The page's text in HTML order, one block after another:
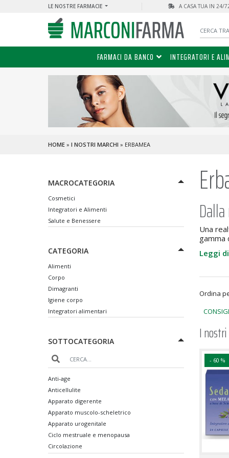
LE NOSTRE FARMACIE A CASA TUA IN 24/
FARMACI DA BANCO INTEGRATORI E
HOME» I NOSTRI MARCHI » ERBAMEA
MACROCATEGORIA
Cosmetici
Integratori e Alimenti
Salute e Benessere
CATEGORIA
Alimenti
Corpo
Dimagranti
Igiene corpo
Integratori alimentari
SOTTOCATEGORIA
Anti-age
Anticellulite
Apparato digerente
Apparato muscolo-scheletrico
Apparato urogenitale
Ciclo mestruale e menopausa
Circolazione
Una
gamma
Leggi
Ordina
I
- 60 %